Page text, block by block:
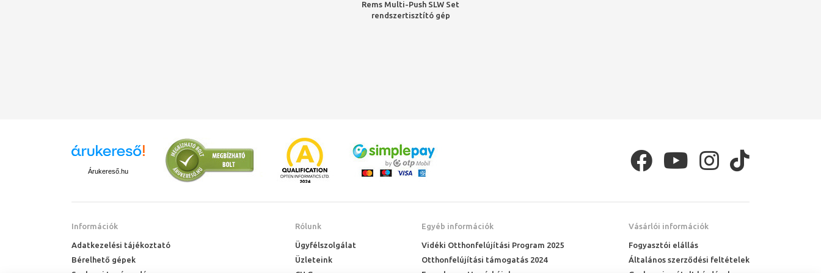
Rems Multi-Push SLW Set
rendszertisztító gép
Árukereső.hu
Információk
Adatkezelési tájékoztató
Bérelhető gépek
Rólunk
Ügyfélszolgálat
Üzleteink
Egyéb információk
Vidéki Otthonfelújítási Program 2025
Otthonfelújítási támogatás 2024
Vásárlói információk
Fogyasztói elállás
Általános szerződési feltételek